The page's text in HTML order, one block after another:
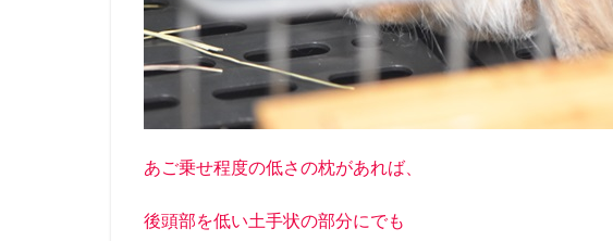
あご乗せ程度の低さの枕があれば、
後頭部を低い土手状の部分にでも